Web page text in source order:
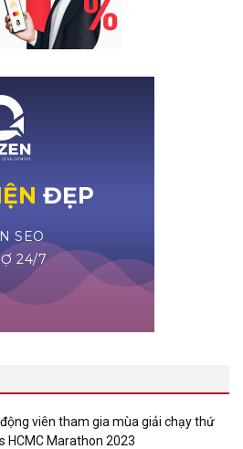
viên tham gia mùa giải chạy thứ
HCMC Marathon 2023